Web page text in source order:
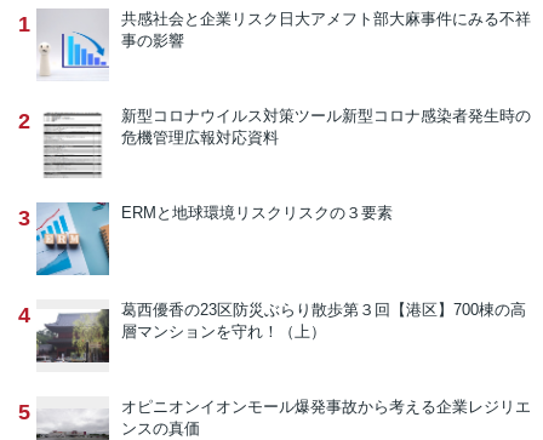
1 共感社会と企業リスク 日大アメフト部大麻事件にみる不祥
事の影響
2 新型コロナウイルス対策ツール新型コロナ感染者発生時の
危機管理広報対応資料
3 ERMと地球環境リスク リスクの３要素
4 葛西優香の23区防災ぶらり散歩第３回【港区】700棟の高
層マンションを守れ！（上）
5 オピニオンイオンモール爆発事故から考える企業レジリエ
ンスの真価